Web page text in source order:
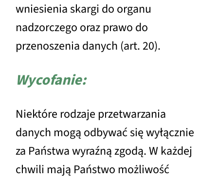
wniesienia skargi do organu
nadzorczego oraz prawo do
przenoszenia danych (art. 20).
Wycofanie:
Niektóre rodzaje przetwarzania
danych mogą odbywać się wyłącznie
za Państwa wyraźną zgodą. W każdej
chwili mają Państwo możliwość